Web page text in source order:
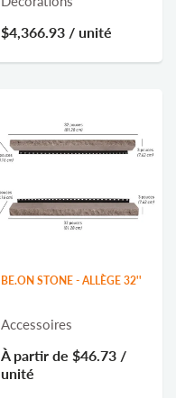
$4,366.93 / unité
BE.ON STONE - ALLÈGE 32''
Accessoires
À partir de $46.73 /
unité